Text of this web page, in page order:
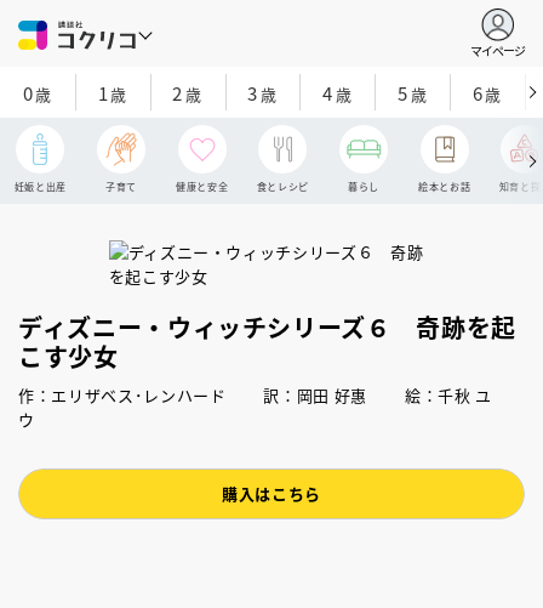
マイページ
0歳 1歳 2 歳 3歳 4歳 5歳 6歳
妊娠と出産 子育て 健康と安全 食とレシピ 暮らし 絵本とお話 知育と探
ディズニー・ウィッチシリーズ６ 奇跡を起
こす少女
作：エリザベス･レンハード 訳：岡田 好惠 絵：千秋 ユ
ウ
購入はこちら